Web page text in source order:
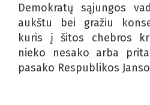
Demokratų sąjungos
aukštu bei gražiu
kuris į šitos chebros
nieko nesako arba
pasako Respublikos